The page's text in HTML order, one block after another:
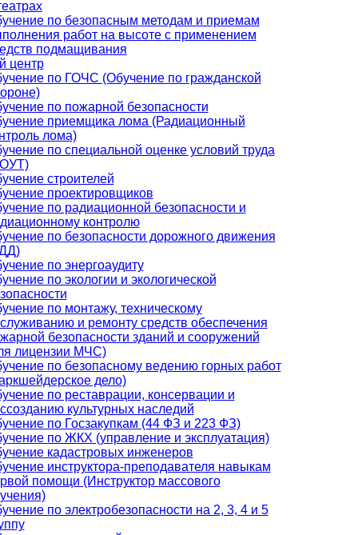
по безопасным методам и приемам
работ на высоте с применением
подмащивания
центр
по ГОЧС (Обучение по гражданской
по пожарной безопасности
приемщика лома (Радиационный
лома)
по специальной оценке условий труда
строителей
проектировщиков
по радиационной безопасности и
контролю
по безопасности дорожного движения
по энергоаудиту
по экологии и экологической
по монтажу, техническому
и ремонту средств обеспечения
безопасности зданий и сооружений
лицензии МЧС)
по безопасному ведению горных работ
дело)
по реставрации, консервации и
культурных наследий
по Госзакупкам (44 ФЗ и 223 ФЗ)
по ЖКХ (управление и эксплуатация)
кадастровых инженеров
инструктора-преподавателя навыкам
помощи (Инструктор массового
по электробезопасности на 2, 3, 4 и 5